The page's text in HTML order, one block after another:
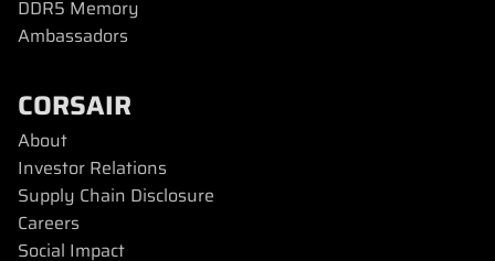
DDR5 Memory
Ambassadors
CORSAIR
About
Investor Relations
Supply Chain Disclosure
Careers
Social Impact